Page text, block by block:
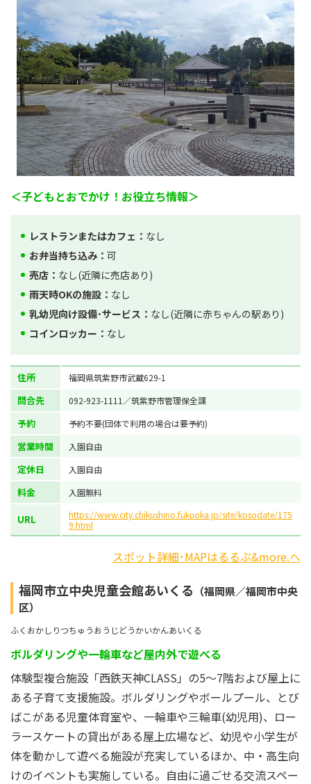
＜子どもとおでかけ！お役立ち情報＞
レストランまたはカフェ： なし
お弁当持ち込み： 可
売店： なし(近隣に売店あり)
雨天時OKの施設： なし
乳幼児向け設備･サービス： なし(近隣に赤ちゃんの駅あり)
コインロッカー： なし
住所 福岡県筑紫野市武蔵629-1
問合先 092-923-1111／筑紫野市管理保全課
予約 予約不要(団体で利用の場合は要予約)
営業時間 入園自由
定休日 入園自由
料金 入園無料
URL
https://www.city.chikushino.fukuoka.jp/site/kosodate/175
9.html
スポット詳細･MAPはるるぶ&more.へ
福岡市立中央児童会館あいくる （福岡県／福岡市中央
区）
ふくおかしりつちゅうおうじどうかいかんあいくる
ボルダリングや一輪車など屋内外で遊べる
体験型複合施設「西鉄天神CLASS」の5～7階および屋上に
ある子育て支援施設。ボルダリングやボールプール、とび
ばこがある児童体育室や、一輪車や三輪車(幼児用)、ロー
ラースケートの貸出がある屋上広場など、幼児や小学生が
体を動かして遊べる施設が充実しているほか、中・高生向
けのイベントも実施している。自由に過ごせる交流スペー